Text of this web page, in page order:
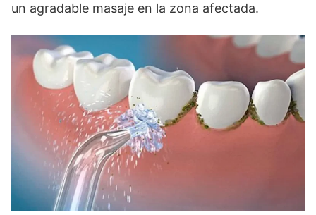
un agradable masaje en la zona afectada.